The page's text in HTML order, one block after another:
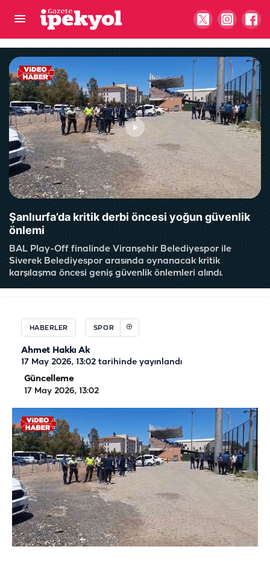
Şanlıurfa’da kritik derbi öncesi yoğun güvenlik
önlemi
BAL Play-Off finalinde Viranşehir Belediyespor ile
Siverek Belediyespor arasında oynanacak kritik
karşılaşma öncesi geniş güvenlik önlemleri alındı.
HABERLER SPOR
Ahmet Hakkı Ak
17 May 2026, 13:02 tarihinde yayınlandı
Güncelleme
17 May 2026, 13:02
Şanlıurfaspor'da belirsizlik sona erdi! Yeni teknik
direktör resmen açıklandı